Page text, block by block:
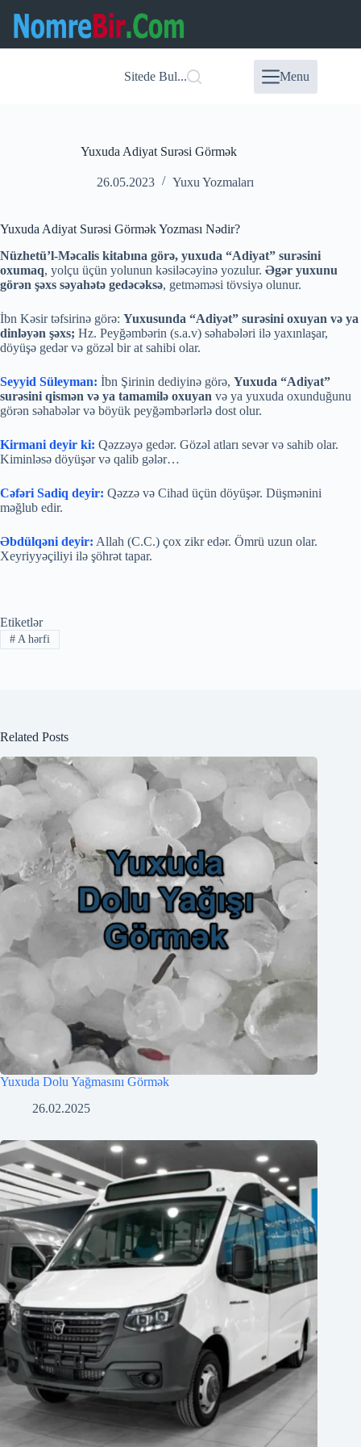
content
Sitede Bul... Menu
Yuxuda Adiyat Surəsi Görmək
26.05.2023 Yuxu Yozmaları
Yuxuda Adiyat Surəsi Görmək Yozması Nədir?
Nüzhetü’l-Məcalis kitabına görə, yuxuda “Adiyat” surəsini
oxumaq, yolçu üçün yolunun kəsiləcəyinə yozulur. Əgər yuxunu
görən şəxs səyahətə gedəcəksə, getməməsi tövsiyə olunur.
İbn Kəsir təfsirinə görə: Yuxusunda “Adiyət” surəsini oxuyan və ya
dinləyən şəxs; Hz. Peyğəmbərin (s.a.v) səhabələri ilə yaxınlaşar,
döyüşə gedər və gözəl bir at sahibi olar.
Seyyid Süleyman: İbn Şirinin dediyinə görə, Yuxuda “Adiyat”
surəsini qismən və ya tamamilə oxuyan və ya yuxuda oxunduğunu
görən səhabələr və böyük peyğəmbərlərlə dost olur.
Kirmani deyir ki: Qəzzəyə gedər. Gözəl atları sevər və sahib olar.
Kiminləsə döyüşər və qalib gələr…
Cəfəri Sadiq deyir: Qəzzə və Cihad üçün döyüşər. Düşmənini
məğlub edir.
Əbdülqəni deyir: Allah (C.C.) çox zikr edər. Ömrü uzun olar.
Xeyriyyəçiliyi ilə şöhrət tapar.
Etiketlər
#A hərfi
Related Posts
Yuxuda Dolu Yağmasını Görmək
26.02.2025